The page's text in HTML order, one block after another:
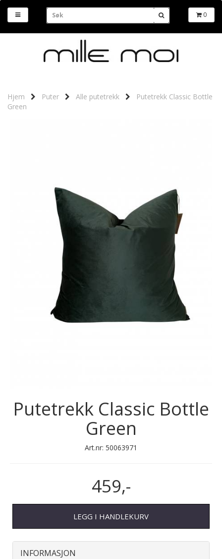
0
Hjem Puter Alle putetrekk
Putetrekk Classic Bottle
Green
Putetrekk Classic Bottle
Green
Art.nr: 50063971
459,-
LEGG I HANDLEKURV
INFORMASJON